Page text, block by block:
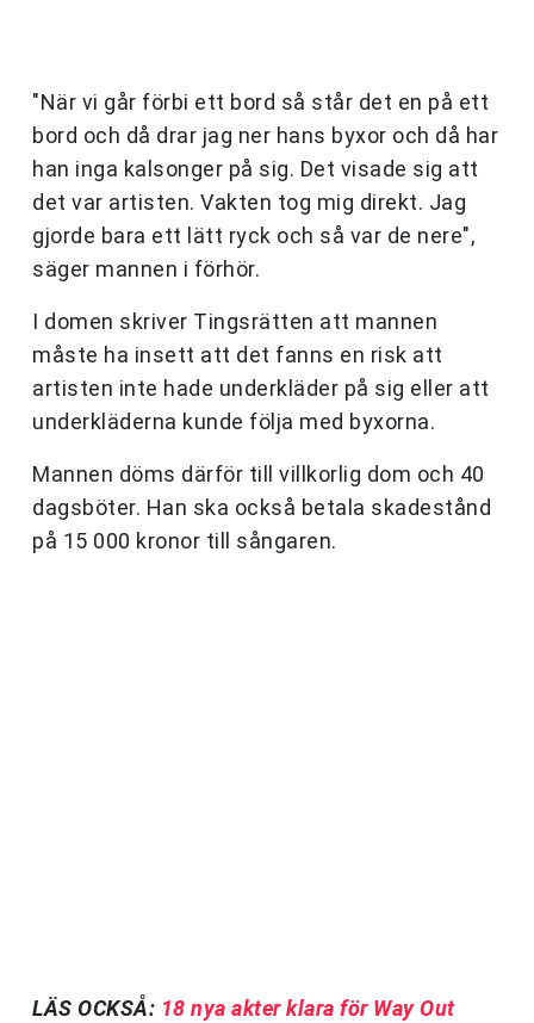
"När vi går förbi ett bord så står det en på ett
bord och då drar jag ner hans byxor och då har
han inga kalsonger på sig. Det visade sig att
det var artisten. Vakten tog mig direkt. Jag
gjorde bara ett lätt ryck och så var de nere",
säger mannen i förhör.
I domen skriver Tingsrätten att mannen
måste ha insett att det fanns en risk att
artisten inte hade underkläder på sig eller att
underkläderna kunde följa med byxorna.
Mannen döms därför till villkorlig dom och 40
dagsböter. Han ska också betala skadestånd
på 15 000 kronor till sångaren.
LÄS OCKSÅ: 18 nya akter klara för Way Out